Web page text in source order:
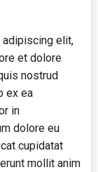
elit,
et dolore
nostrud
ex ea
in
dolore eu
cupidatat
mollit anim